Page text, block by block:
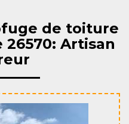
de toiture
Artisan